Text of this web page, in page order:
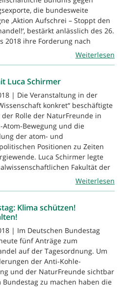
die bundesweite
‚Aktion Aufschrei – Stoppt den
bestärkt anlässlich des 26.
2018 ihre Forderung nach
Weiterlesen
Luca Schirmer
| Die Veranstaltung in der
konkret“ beschäftigte
Rolle der NaturFreunde in
Atom-Bewegung und die
der atom- und
Positionen zu Zeiten
Luca Schirmer legte
Fakultät der
Weiterlesen
Klima schützen!
| Im Deutschen Bundestag
fünf Anträge zum
auf der Tagesordnung. Um
der Anti-Kohle-
und der NaturFreunde sichtbar
Bundestag zu machen haben die